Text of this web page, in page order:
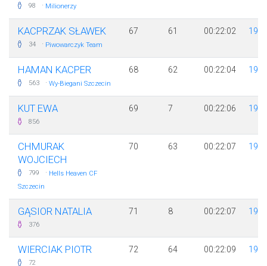
98 · Milionerzy
KACPRZAK SŁAWEK
34 · Piwowarczyk Team
67 61 00:22:02 1977
HAMAN KACPER
563 · Wy-Biegani Szczecin
68 62 00:22:04 1985
KUT EWA
856
69 7 00:22:06 1992
CHMURAK
WOJCIECH
799 · Hells Heaven CF
Szczecin
70 63 00:22:07 1986
GĄSIOR NATALIA
376
71 8 00:22:07 1999
WIERCIAK PIOTR
72
72 64 00:22:09 1988